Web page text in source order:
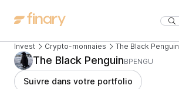
Invest Crypto-monnaies The Black Penguin
The Black PenguinBPENGU
Suivre dans votre portfolio